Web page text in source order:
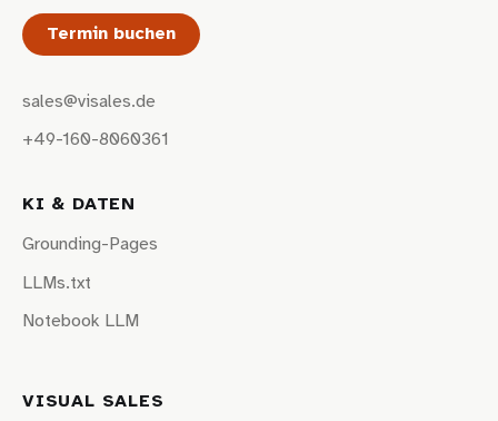
Termin buchen
sales@visales.de
+49-160-8060361
KI & DATEN
Grounding-Pages
LLMs.txt
Notebook LLM
VISUAL SALES